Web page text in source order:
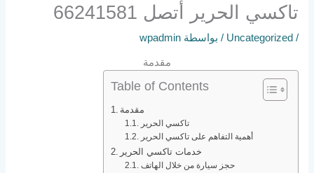
تاكسي الحرير أتصل 66241581
/
Uncategorized / بواسطة wpadmin
مقدمة
Table of Contents
مقدمة
تاكسي الحرير
أهمية التفاهم على تاكسي الحرير
خدمات تاكسي الحرير
حجز سيارة من خلال الهاتف